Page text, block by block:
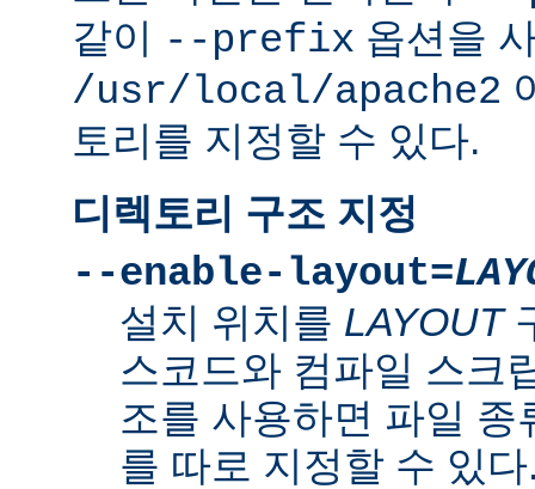
같이
--prefix 옵션을
/usr/local/apache2
토리를 지정할 수 있다.
디렉토리 구조 지정
--enable-layout=
설치 위치를 LAYOUT
스코드와 컴파일 스크
조를 사용하면 파일
를 따로 지정할 수 있